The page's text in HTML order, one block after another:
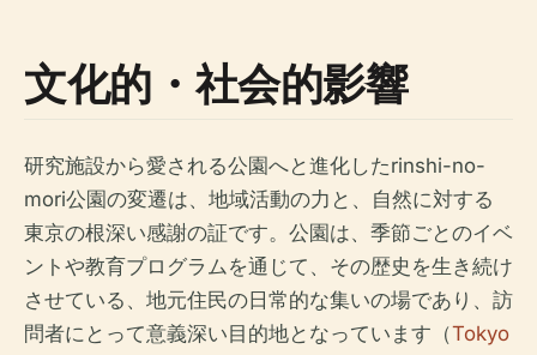
文化的・社会的影響
研究施設から愛される公園へと進化したrinshi-no-
mori公園の変遷は、地域活動の力と、自然に対する
東京の根深い感謝の証です。公園は、季節ごとのイベ
ントや教育プログラムを通じて、その歴史を生き続け
させている、地元住民の日常的な集いの場であり、訪
問者にとって意義深い目的地となっています（Tokyo